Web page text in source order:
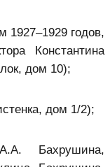
годов,
Константина
дом 10);
дом 1/2);
Бахрушина,